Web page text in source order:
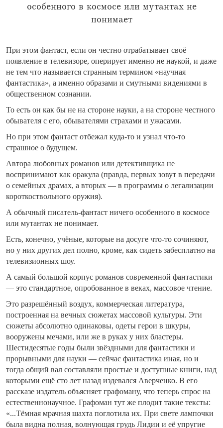
особенного в космосе или мутантах не
понимает
При этом фантаст, если он честно отрабатывает своё
появление в телевизоре, оперирует именно не наукой, и даже
не тем что называется странным термином «научная
фантастика», а именно образами и смутными видениями в
общественном сознании.
То есть он как бы не на стороне науки, а на стороне честного
обывателя с его, обывателями страхами и ужасами.
Но при этом фантаст отбежал куда-то и узнал что-то
страшное о будущем.
Автора любовных романов или детективщика не
воспринимают как оракула (правда, первых зовут в передачи
о семейных драмах, а вторых — в программы о легализации
короткоствольного оружия).
А обычный писатель-фантаст ничего особенного в космосе
или мутантах не понимает.
Есть, конечно, учёные, которые на досуге что-то сочиняют,
но у них других дел полно, кроме, как сидеть забесплатно на
телевизионных шоу.
А самый большой корпус романов современной фантастики
— это стандартное, опробованное в веках, массовое чтение.
Это разрешённый воздух, коммерческая литература,
построенная на вечных сюжетах массовой культуры. Эти
сюжеты абсолютно одинаковы, одеты герои в шкуры,
вооружены мечами, или же в руках у них бластеры.
Шестидесятые годы были звёздными для фантастики и
прорывными для науки — сейчас фантастика иная, но и
тогда общий вал составляли простые и доступные книги, над
которыми ещё сто лет назад издевался Аверченко. В его
рассказе издатель объясняет графоману, что теперь спрос на
естественнонаучное. Графоман тут же плодит такие тексты:
«...Тёмная мрачная шахта поглотила их. При свете лампочки
была видна полная, волнующая грудь Лидии и её упругие